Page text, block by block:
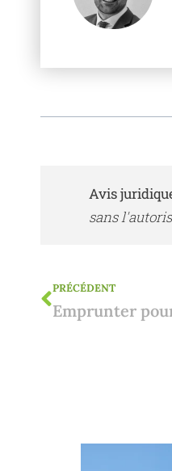
Avis
sans
PRÉCÉDENT